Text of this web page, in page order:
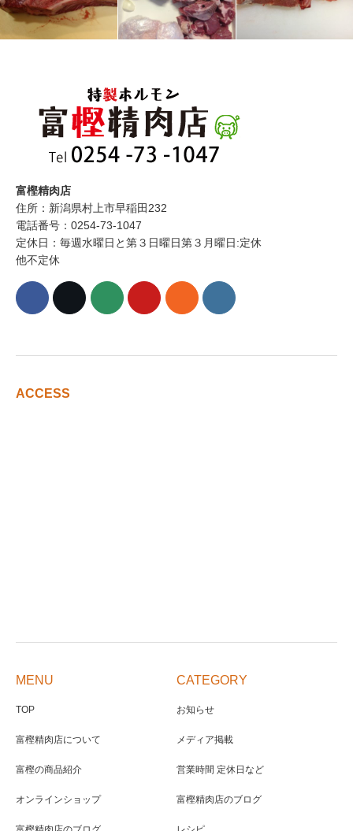
富樫精肉店
住所：新潟県村上市早稲田232
電話番号：0254-73-1047
定休日：毎週水曜日と第３日曜日第３月曜日:定休
他不定休
ACCESS
MENU
TOP
富樫精肉店について
富樫の商品紹介
オンラインショップ
CATEGORY
お知らせ
メディア掲載
営業時間 定休日など
富樫精肉店のブログ